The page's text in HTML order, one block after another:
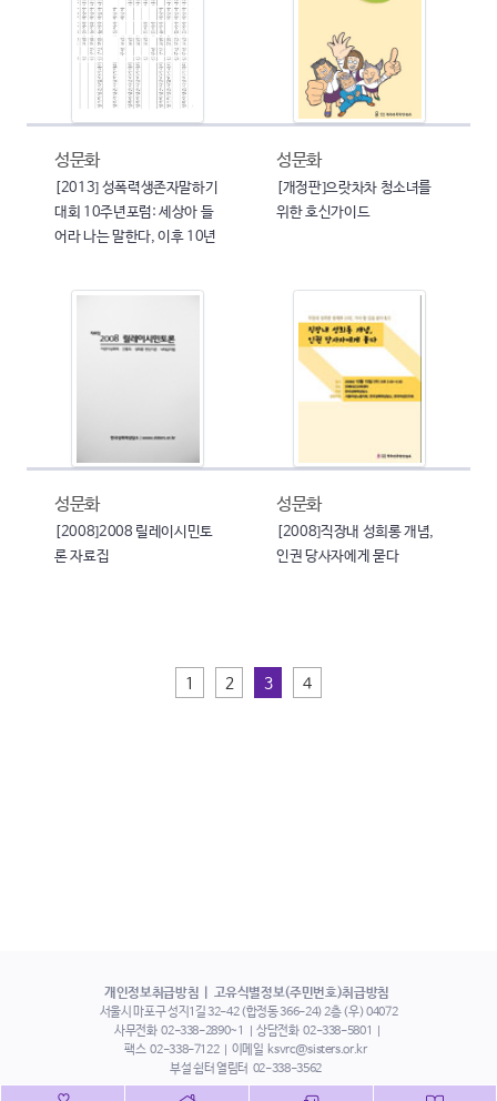
성문화
[2013] 성폭력생존자말하기
대회 10주년포럼: 세상아 들
어라 나는 말한다, 이후 10년
성문화
[개정판]으랏차차 청소녀를
위한 호신가이드
성문화
[2008]2008 릴레이시민토
론 자료집
성문화
[2008]직장내 성희롱 개념,
인권 당사자에게 묻다
1 2 3 4
개인정보취급방침 고유식별정보(주민번호)취급방침
서울시 마포구 성지1길 32-42 (합정동 366-24) 2층 (우) 04072
사무전화 02-338-2890~1 상담전화 02-338-5801
팩스 02-338-7122 이메일 ksvrc@sisters.or.kr
부설 쉼터 열림터 02-338-3562